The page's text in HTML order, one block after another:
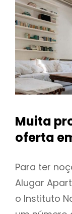
Muita
oferta
Para ter
Alugar
o Instituto